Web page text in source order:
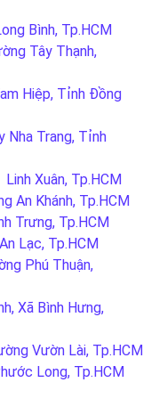
Bình, Tp.HCM
Tây Thạnh,
Hiệp, Tỉnh Đồng
Nha Trang, Tỉnh
Xuân, Tp.HCM
An Khánh, Tp.HCM
Trưng, Tp.HCM
Lạc, Tp.HCM
Phú Thuận,
Xã Bình Hưng,
Vườn Lài, Tp.HCM
Long, Tp.HCM